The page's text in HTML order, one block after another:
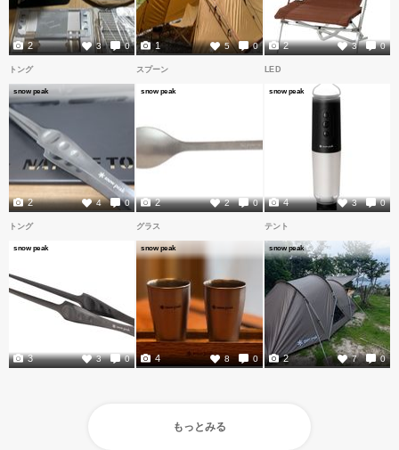
3 0
2 5 0
1 3 0
2
トング
snow peak
4 0
2
スプーン
snow peak
2 0
2
LED
snow peak
3 0
4
トング
snow peak
3 0
3
グラス
snow peak
8 0
4
テント
snow peak
7 0
2
もっとみる